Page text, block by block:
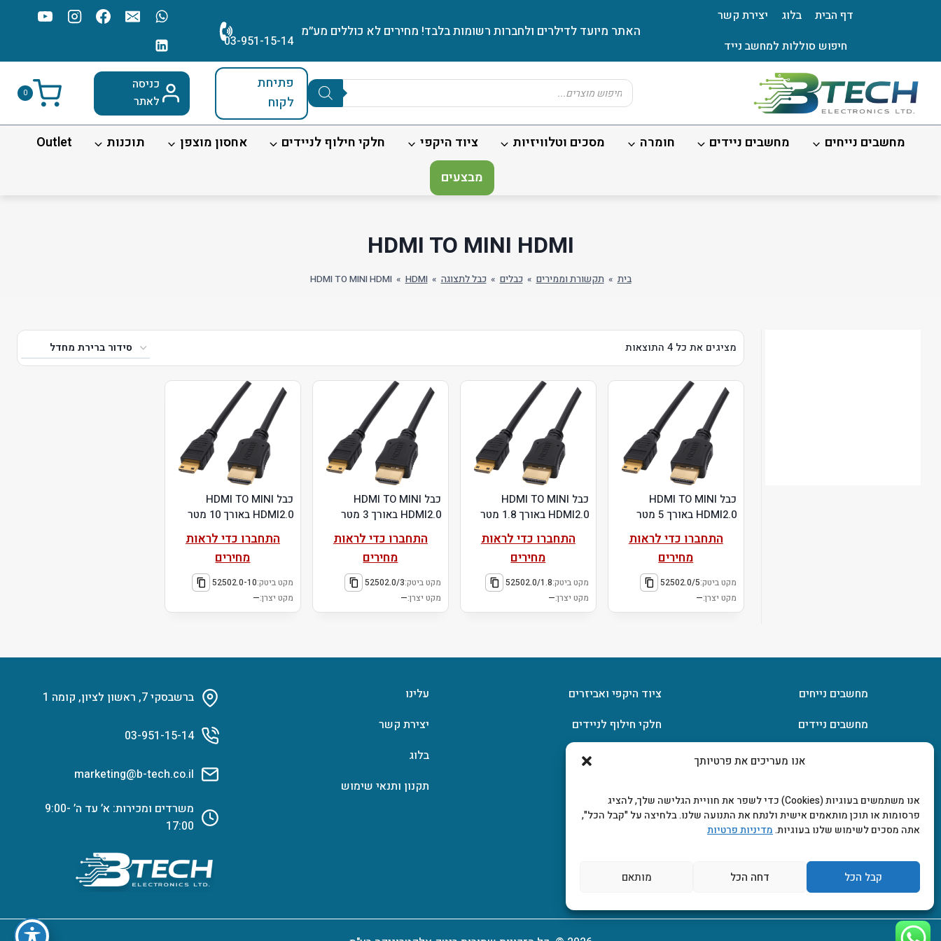
אנו מעריכים את פרטיותך
אנו משתמשים בעוגיות (Cookies) כדי לשפר את חוויית הגלישה שלך, להציג
פרסומות או תוכן מותאמים אישית ולנתח את התנועה שלנו. בלחיצה על "קבל הכל",
אתה מסכים לשימוש שלנו בעוגיות.מדיניות פרטיות
קבל הכל דחה הכל מותאם
דף הבית בלוג
יצירת קשר
חיפוש סוללות למחשב נייד
האתר מיועד לדילרים ולחברות רשומות בלבד! מחירים לא כוללים מע׳׳מ
03-951-15-14
Products
search
פתיחת
לקוח
כניסה
לאתר
0
מחשבים נייחים מחשבים ניידים חומרה מסכים וטלוויזיות ציוד היקפי חלקי חילוף לניידים אחסון מוצפן תוכנות
Outlet
מבצעים
HDMI TO MINI HDMI
בית » תקשורת וממירים » כבלים » כבל לתצוגה »
HDMI
»
HDMI TO MINI HDMI
מציגים את כל ⁦4⁩ התוצאות
כבל HDMI TO MINI
HDMI2.0 באורך 5 מטר
התחברו כדי לראות
מחירים
מקט ביטק:52502.0/5
מקט יצרן:—
כבל HDMI TO MINI
HDMI2.0 באורך 1.8 מטר
התחברו כדי לראות
מחירים
מקט ביטק:52502.0/1.8
מקט יצרן:—
כבל HDMI TO MINI
HDMI2.0 באורך 3 מטר
התחברו כדי לראות
מחירים
מקט ביטק:52502.0/3
מקט יצרן:—
כבל HDMI TO MINI
HDMI2.0 באורך 10 מטר
התחברו כדי לראות
מחירים
מקט ביטק:52502.0-10
מקט יצרן:—
מחשבים נייחים
מחשבים ניידים
ציוד היקפי ואביזרים
חלקי חילוף לניידים
עלינו
יצירת קשר
בלוג
תקנון ותנאי שימוש
ברשבסקי 7, ראשון לציון, קומה 1
03-951-15-14
marketing@b-tech.co.il
משרדים ומכירות: א’ עד ה’ 9:00-
17:00